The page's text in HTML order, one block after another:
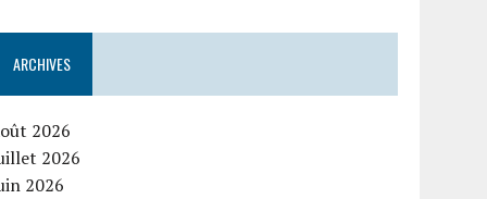
ARCHIVES
2026
2026
2026